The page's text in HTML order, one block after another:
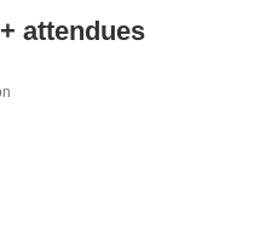
attendues